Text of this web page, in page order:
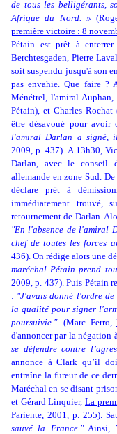
de tous les belligérants,
Afrique du Nord. » (
première victoire : 8
Pétain est prêt à
Berchtesgaden, Pierre
soit suspendu jusqu'à son
pas envahie. Que faire ?
Ménétrel, l'amiral Auphan,
Pétain), et Charles
être désavoué pour avoir
l'amiral Darlan a signé,
2009, p. 437). A 13h30,
Darlan, avec le conseil
allemande en zone Sud.
déclare prêt à
immédiatement trouvé,
retournement de Darlan.
"En l'absence de l'amiral
chef de toutes les forces
436). On rédige alors une
maréchal Pétain prend
2009, p. 437). Puis Pétain
: "J'avais donné l'ordre de
la qualité pour signer
poursuivie.". (Marc Ferro,
d'annoncer par la négation
se défendre contre
annonce à Clark qu’il
entraîne la fureur de ce
Maréchal en se disant
et Gérard Linquier, La
Pariente, 2001, p. 255).
sauvé la France."Ainsi,